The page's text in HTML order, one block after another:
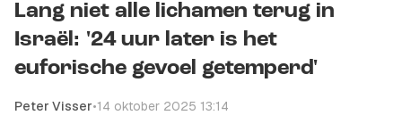
Lang niet alle lichamen terug in
Israël: '24 uur later is het
euforische gevoel getemperd'
Peter Visser•14 oktober 2025 13:14